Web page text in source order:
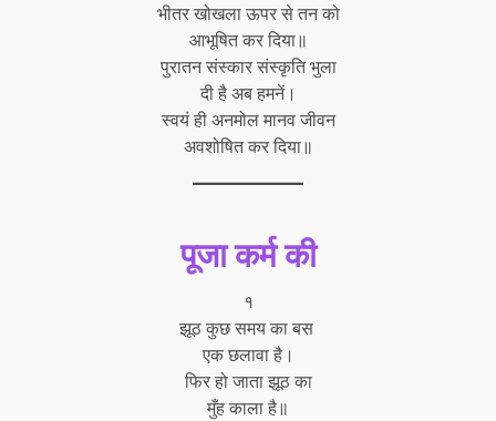
भीतर खोखला ऊपर से तन को
आभूषित कर दिया॥
पुरातन संस्कार संस्कृति भुला
दी है अब हमनें।
स्वयं ही अनमोल मानव जीवन
अवशोषित कर दिया॥
पूजा कर्म की
१
झूठ कुछ समय का बस
एक छलावा है।
फिर हो जाता झूठ का
मुँह काला है॥